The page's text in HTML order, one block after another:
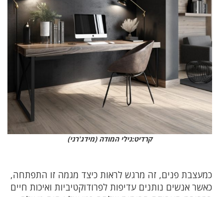
קרדיט:נילי המודה (מידג'רני)
כמעצבת פנים, זה מרגש לראות כיצד מגמה זו התפתחה,
כאשר אנשים נותנים עדיפות לפרודוקטיביות ואיכות חיים